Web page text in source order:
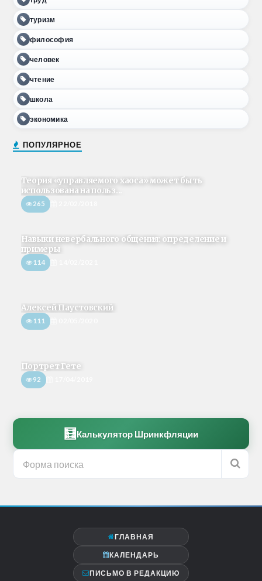
туризм
философия
человек
чтение
школа
экономика
ПОПУЛЯРНОЕ
Теория «управляемого хаоса» может быть
использована на польз...
265
Навыки невербального общения: определение и
примеры
114
Алексей Паустовский
111
Портрет Гете
92
🧮 Калькулятор Шринкфляции
ГЛАВНАЯ
КАЛЕНДАРЬ
ПИСЬМО В РЕДАКЦИЮ